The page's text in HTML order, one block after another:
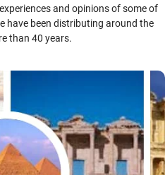
and opinions of some of
have been distributing around the
than 40 years.